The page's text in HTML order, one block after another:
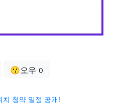
😗오우 0
치 청약 일정 공개!